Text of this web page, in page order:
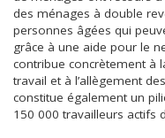
des ménages à double
personnes âgées qui
grâce à une aide pour le
contribue concrètement à
travail et à l’allègement
constitue également un
150 000 travailleurs actifs